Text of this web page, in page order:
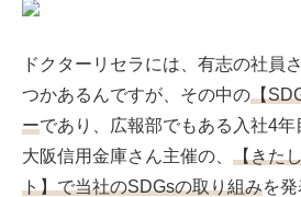
SERIES#02 水へ
添加化粧品につ
いて
す
リフティング認
定とは？
肌改善のプロと
は？
ドクターリセラには、有志の社員
つかあるんですが、その中の【
ーであり、広報部でもある入社4
大阪信用金庫さん主催の、 【きた
ト】で当社のSDGsの取り組みを発